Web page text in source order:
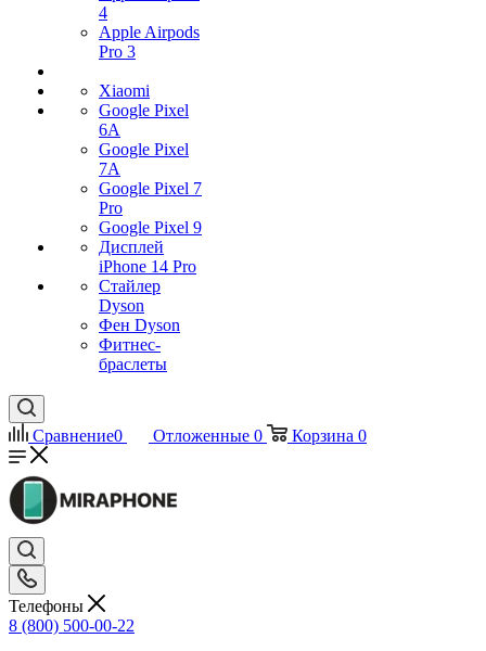
4
Apple Airpods
Pro 3
Xiaomi
Google Pixel
6A
Google Pixel
7А
Google Pixel 7
Pro
Google Pixel 9
Дисплей
iPhone 14 Pro
Стайлер
Dyson
Фен Dyson
Фитнес-
браслеты
Сравнение0 Отложенные 0 Корзина 0
Телефоны
8 (800) 500-00-22